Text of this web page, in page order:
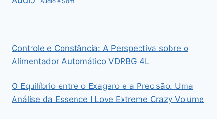
Áudio e Som
Controle e Constância: A Perspectiva sobre o
Alimentador Automático VDRBG 4L
O Equilíbrio entre o Exagero e a Precisão: Uma
Análise da Essence I Love Extreme Crazy Volume